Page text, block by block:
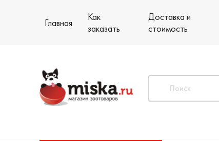
Главная
Как
заказать
Доставка и
стоимость